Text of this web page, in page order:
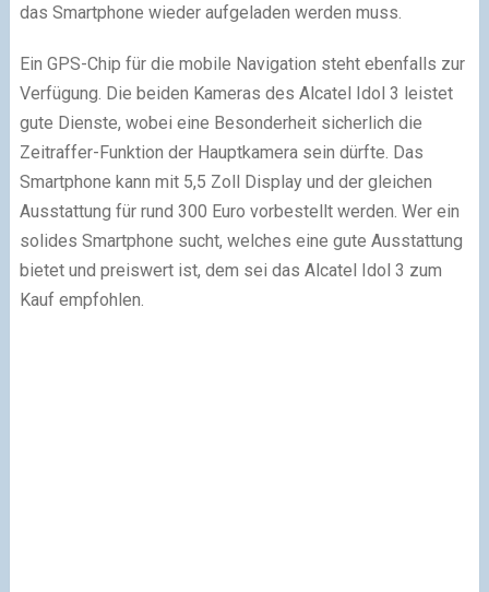
das Smartphone wieder aufgeladen werden muss.
Ein GPS-Chip für die mobile Navigation steht ebenfalls zur
Verfügung. Die beiden Kameras des Alcatel Idol 3 leistet
gute Dienste, wobei eine Besonderheit sicherlich die
Zeitraffer-Funktion der Hauptkamera sein dürfte. Das
Smartphone kann mit 5,5 Zoll Display und der gleichen
Ausstattung für rund 300 Euro vorbestellt werden. Wer ein
solides Smartphone sucht, welches eine gute Ausstattung
bietet und preiswert ist, dem sei das Alcatel Idol 3 zum
Kauf empfohlen.